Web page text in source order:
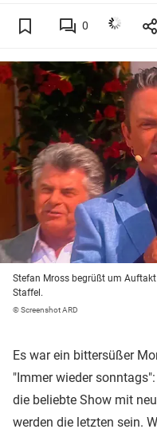
0
Stefan Mross begrüßt um
Staffel.
© Screenshot ARD
Es war ein bittersüßer
"Immer wieder
die beliebte Show mit
werden die letzten sein.